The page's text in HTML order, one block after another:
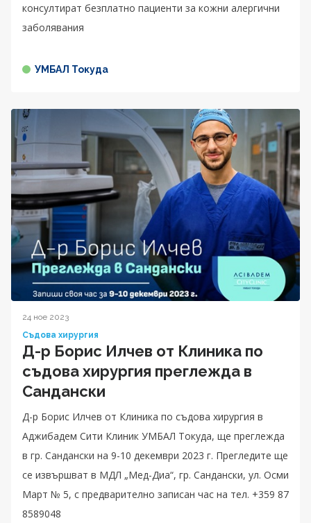
консултират безплатно пациенти за кожни алергични
заболявания
УМБАЛ Токуда
24 ное 2023
Съдова хирургия
Д-р Борис Илчев от Клиника по
съдова хирургия преглежда в
Сандански
Д-р Борис Илчев от Клиника по съдова хирургия в
Аджибадем Сити Клиник УМБАЛ Токуда, ще преглежда
в гр. Сандански на 9-10 декември 2023 г. Прегледите ще
се извършват в МДЛ „Мед-Диа“, гр. Сандански, ул. Осми
Март № 5, с предварително записан час на тел. +359 87
8589048